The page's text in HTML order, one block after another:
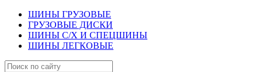
ШИНЫ ГРУЗОВЫЕ
ГРУЗОВЫЕ ДИСКИ
ШИНЫ С/Х И СПЕЦШИНЫ
ШИНЫ ЛЕГКОВЫЕ